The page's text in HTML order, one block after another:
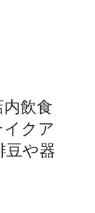
飲食
クア
豆や器